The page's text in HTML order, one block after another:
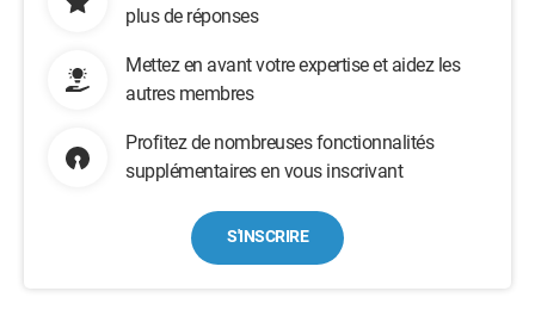
plus de réponses
Mettez en avant votre expertise et aidez les
autres membres
Profitez de nombreuses fonctionnalités
supplémentaires en vous inscrivant
S'INSCRIRE